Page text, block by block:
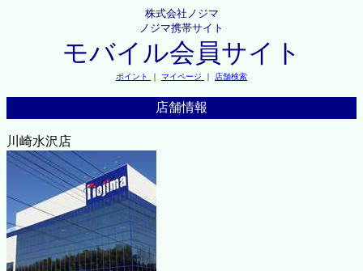
株式会社ノジマ
ノジマ携帯サイト
モバイル会員サイト
ポイント ｜ マイページ ｜ 店舗検索
店舗情報
川崎水沢店